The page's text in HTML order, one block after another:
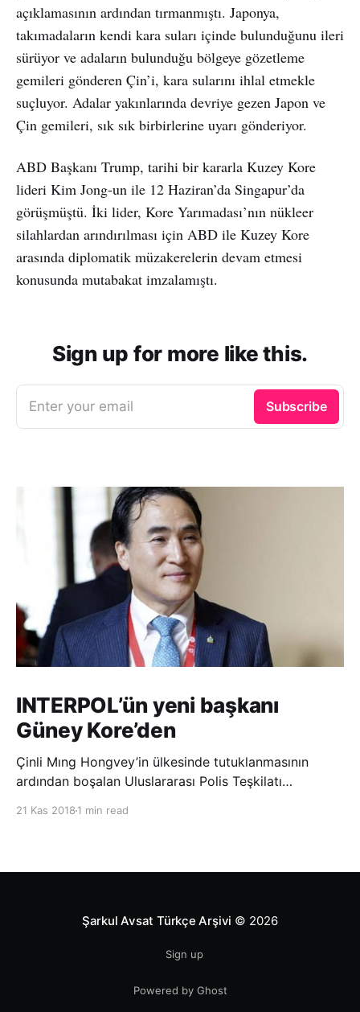
açıklamasının ardından tırmanmıştı. Japonya,
takımadaların kendi kara suları içinde bulunduğunu ileri
sürüyor ve adaların bulunduğu bölgeye gözetleme
gemileri gönderen Çin’i, kara sularını ihlal etmekle
suçluyor. Adalar yakınlarında devriye gezen Japon ve
Çin gemileri, sık sık birbirlerine uyarı gönderiyor.​
ABD Başkanı Trump, tarihi bir kararla Kuzey Kore
lideri Kim Jong-un ile 12 Haziran’da Singapur’da
görüşmüştü. İki lider, Kore Yarımadası’nın nükleer
silahlardan arındırılması için ABD ile Kuzey Kore
arasında diplomatik müzakerelerin devam etmesi
konusunda mutabakat imzalamıştı.
Sign up for more like this.
Enter your email Subscribe
INTERPOL’ün yeni başkanı
Güney Kore’den
Çinli Mıng Hongvey’in ülkesinde tutuklanmasının
ardından boşalan Uluslararası Polis Teşkilatı
21 Kas 2018 1 min read
Şarkul Avsat Türkçe Arşivi © 2026
Sign up
Powered by Ghost